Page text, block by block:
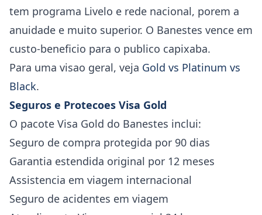
tem programa Livelo e rede nacional, porem a
anuidade e muito superior. O Banestes vence em
custo-beneficio para o publico capixaba.
Para uma visao geral, veja Gold vs Platinum vs
Black.
Seguros e Protecoes Visa Gold
O pacote Visa Gold do Banestes inclui:
Seguro de compra protegida por 90 dias
Garantia estendida original por 12 meses
Assistencia em viagem internacional
Seguro de acidentes em viagem